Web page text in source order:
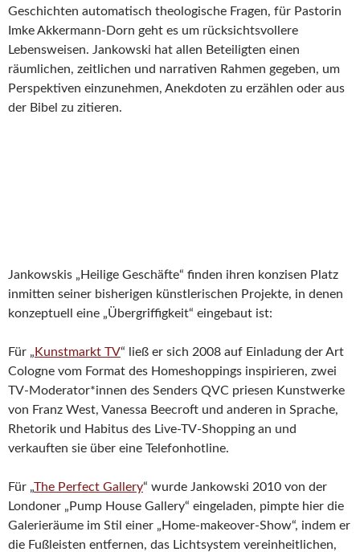
Geschichten automatisch theologische Fragen, für Pastorin
Imke Akkermann-Dorn geht es um rücksichtsvollere
Lebensweisen. Jankowski hat allen Beteiligten einen
räumlichen, zeitlichen und narrativen Rahmen gegeben, um
Perspektiven einzunehmen, Anekdoten zu erzählen oder aus
der Bibel zu zitieren.
Jankowskis „Heilige Geschäfte“ finden ihren konzisen Platz
inmitten seiner bisherigen künstlerischen Projekte, in denen
konzeptuell eine „Übergriffigkeit“ eingebaut ist:
Für „ Kunstmarkt TV“ ließ er sich 2008 auf Einladung der Art
Cologne vom Format des Homeshoppings inspirieren, zwei
TV-Moderator*innen des Senders QVC priesen Kunstwerke
von Franz West, Vanessa Beecroft und anderen in Sprache,
Rhetorik und Habitus des Live-TV-Shopping an und
verkauften sie über eine Telefonhotline.
Für „The Perfect Gallery“ wurde Jankowski 2010 von der
Londoner „Pump House Gallery“ eingeladen, pimpte hier die
Galerieräume im Stil einer „Home-makeover-Show“, indem er
die Fußleisten entfernen, das Lichtsystem vereinheitlichen,